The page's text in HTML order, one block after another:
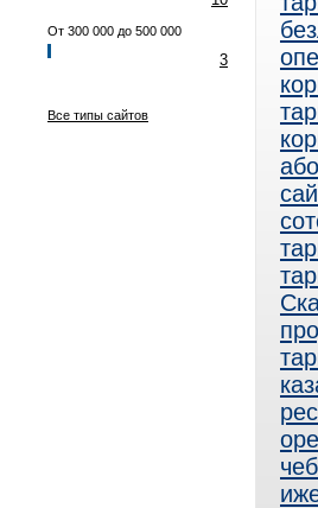
От 300 000 до 500 000
3
Все типы сайтов